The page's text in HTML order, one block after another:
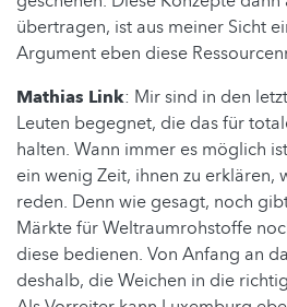
übertragen, ist aus meiner Sicht
Argument eben diese
Mathias Link: Mir sind in den
Leuten begegnet, die das für
halten. Wann immer es möglich
ein wenig Zeit, ihnen zu erklären,
reden. Denn wie gesagt, noch
Märkte für Weltraumrohstoffe
diese bedienen. Von Anfang an
deshalb, die Weichen in die